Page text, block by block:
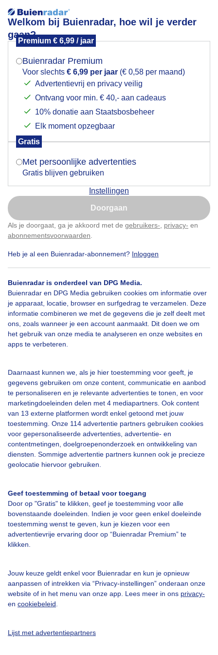
Welkom bij Buienradar, hoe wil je verder
gaan?
Premium € 6,99 / jaar
Buienradar Premium
Voor slechts € 6,99 per jaar (€ 0,58 per maand)
Advertentievrij en privacy veilig
Ontvang voor min. € 40,- aan cadeaus
10% donatie aan Staatsbosbeheer
Elk moment opzegbaar
Gratis
Met persoonlijke advertenties
Gratis blijven gebruiken
Instellingen
Doorgaan
Als je doorgaat, ga je akkoord met de gebruikers- privacy- en
abonnementsvoorwaarden
Heb je al een Buienradar-abonnement? Inloggen
Buienradar is onderdeel van DPG Media.
Buienradar en DPG Media gebruiken cookies om informatie over
je apparaat, locatie, browser en surfgedrag te verzamelen. Deze
informatie combineren we met de gegevens die je zelf deelt met
ons, zoals wanneer je een account aanmaakt. Dit doen we om
het gebruik van onze media te analyseren en onze websites en
apps te verbeteren.
Daarnaast kunnen we, als je hier toestemming voor geeft, je
gegevens gebruiken om onze content, communicatie en aanbod
te personaliseren en je relevante advertenties te tonen, en voor
marketingdoeleinden delen met 4 mediapartners. Ook content
van 13 externe platformen wordt enkel getoond met jouw
toestemming. Onze 114 advertentie partners gebruiken cookies
voor gepersonaliseerde advertenties, advertentie- en
contentmetingen, doelgroepenonderzoek en ontwikkeling van
diensten. Sommige advertentie partners kunnen ook je precieze
geolocatie hiervoor gebruiken.
Geef toestemming of betaal voor toegang
Door op "Gratis" te klikken, geef je toestemming voor alle
bovenstaande doeleinden. Indien je voor geen enkel doeleinde
toestemming wenst te geven, kun je kiezen voor een
advertentievrije ervaring door op “Buienradar Premium” te
klikken.
Jouw keuze geldt enkel voor Buienradar en kun je opnieuw
aanpassen of intrekken via “Privacy-instellingen” onderaan onze
website of in het menu van onze app. Lees meer in ons privacy-
en cookiebeleid
Lijst met advertentiepartners
Supermaan vanochtend met kraanvogel
Duizend fotos gemaakt . 1 met kraanvogel er voor
Door: Roelie Van der Vegt Gemaakt: 06-11-2025, 173x bekeken
Supermaan Herfst Dieren
Bekijk slideshow
Een moment geduld aub...
Bedrijfsgegevens
Veelgestelde vragen
Contact
Adverteren
Buienradar Team
Cookie beleid
Mogen we je locatie gebruiken voor het
Indien je hier nog geen akkoord op hebt gegeven,
verschijnt er zo een pop-up uit je browser waarin
Is goed, toon de popup
Nu niet, misschien later
Klik hierom dit aan te passen